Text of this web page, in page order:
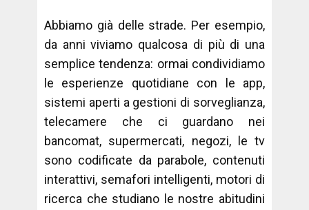
Abbiamo già delle strade. Per esempio,
da anni viviamo qualcosa di più di una
semplice tendenza: ormai condividiamo
le esperienze quotidiane con le app,
sistemi aperti a gestioni di sorveglianza,
telecamere che ci guardano nei
bancomat, supermercati, negozi, le tv
sono codificate da parabole, contenuti
interattivi, semafori intelligenti, motori di
ricerca che studiano le nostre abitudini